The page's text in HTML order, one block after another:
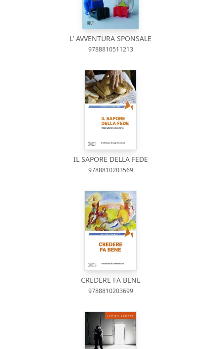
L' AVVENTURA SPONSALE
9788810511213
IL SAPORE DELLA FEDE
9788810203569
CREDERE FA BENE
9788810203699